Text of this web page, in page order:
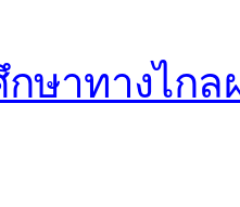
ษาทางไกล